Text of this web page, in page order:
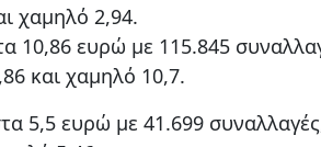
χαμηλό 2,94.
10,86 ευρώ με 115.845
και χαμηλό 10,7.
5,5 ευρώ με 41.699